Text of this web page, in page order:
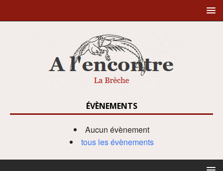
ÉVÈNEMENTS
Aucun évènement
tous les évènements